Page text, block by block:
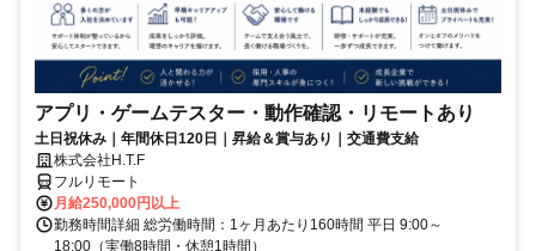
アプリ・ゲームテスター・動作確認・リモートあり
土日祝休み｜年間休日120日｜昇給＆賞与あり｜交通費支給
株式会社H.T.F
フルリモート
月給250,000円以上
勤務時間詳細 総労働時間：1ヶ月あたり160時間 平日 9:00～
18:00（実働8時間・休憩1時間）